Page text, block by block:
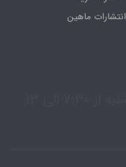
انتشارات ماهین